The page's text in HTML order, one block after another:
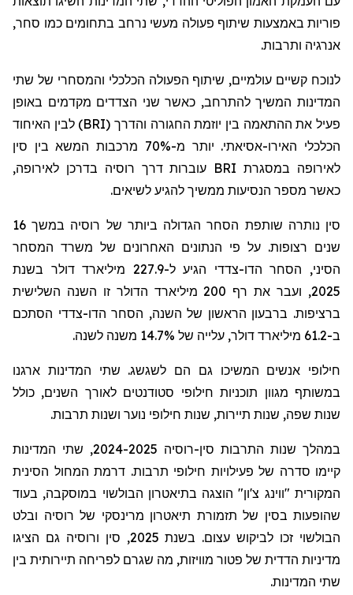
פוריות באמצעות שיתוף פעולה מעשי נרחב בתחומים כמו סחר,
אנרגיה ותרבות.
לנוכח קשיים עולמיים, שיתוף הפעולה הכלכלי והמסחרי של שתי
המדינות המשיך להתרחב, כאשר שני הצדדים מקדמים באופן
פעיל את ההתאמה בין יוזמת החגורה והדרך (BRI) לבין האיחוד
הכלכלי האירו-אסיאתי. יותר מ-70% מרכבות המשא בין סין
לאירופה במסגרת BRI עוברות דרך רוסיה בדרכן לאירופה,
כאשר מספר הנסיעות ממשיך להגיע לשיאים.
סין נותרה שותפת הסחר הגדולה ביותר של רוסיה במשך 16
שנים רצופות. על פי הנתונים האחרונים של משרד המסחר
הסיני, הסחר הדו-צדדי הגיע ל-227.9 מיליארד דולר בשנת
2025, ועבר את רף 200 מיליארד הדולר זו השנה השלישית
ברציפות. ברבעון הראשון של השנה, הסחר הדו-צדדי הסתכם
ב-61.2 מיליארד דולר, עלייה של 14.7% משנה לשנה.
חילופי אנשים המשיכו גם הם לשגשג. שתי המדינות ארגנו
במשותף מגוון תוכניות חילופי סטודנטים לאורך השנים, כולל
שנות שפה, שנות תיירות, שנות חילופי נוער ושנות תרבות.
במהלך שנות התרבות סין-רוסיה 2024-2025, שתי המדינות
קיימו סדרה של פעילויות חילופי תרבות. דרמת המחול הסינית
המקורית "ווינג צ'ון" הוצגה בתיאטרון הבולשוי במוסקבה, בעוד
שהופעות בסין של תזמורת תיאטרון מרינסקי של רוסיה ובלט
הבולשוי
זכו לביקוש עצום. בשנת 2025, סין ורוסיה גם הציגו
מדיניות הדדית של פטור מוויזות, מה שגרם לפריחה תיירותית בין
שתי המדינות.